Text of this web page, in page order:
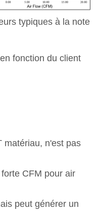
typiques à la note
fonction du client
matériau, n'est pas
CFM pour air
peut générer un